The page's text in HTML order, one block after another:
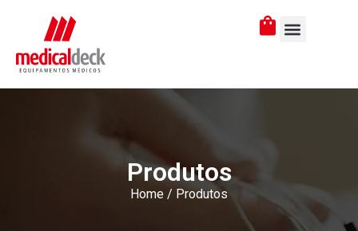
Produtos
Home / Produtos